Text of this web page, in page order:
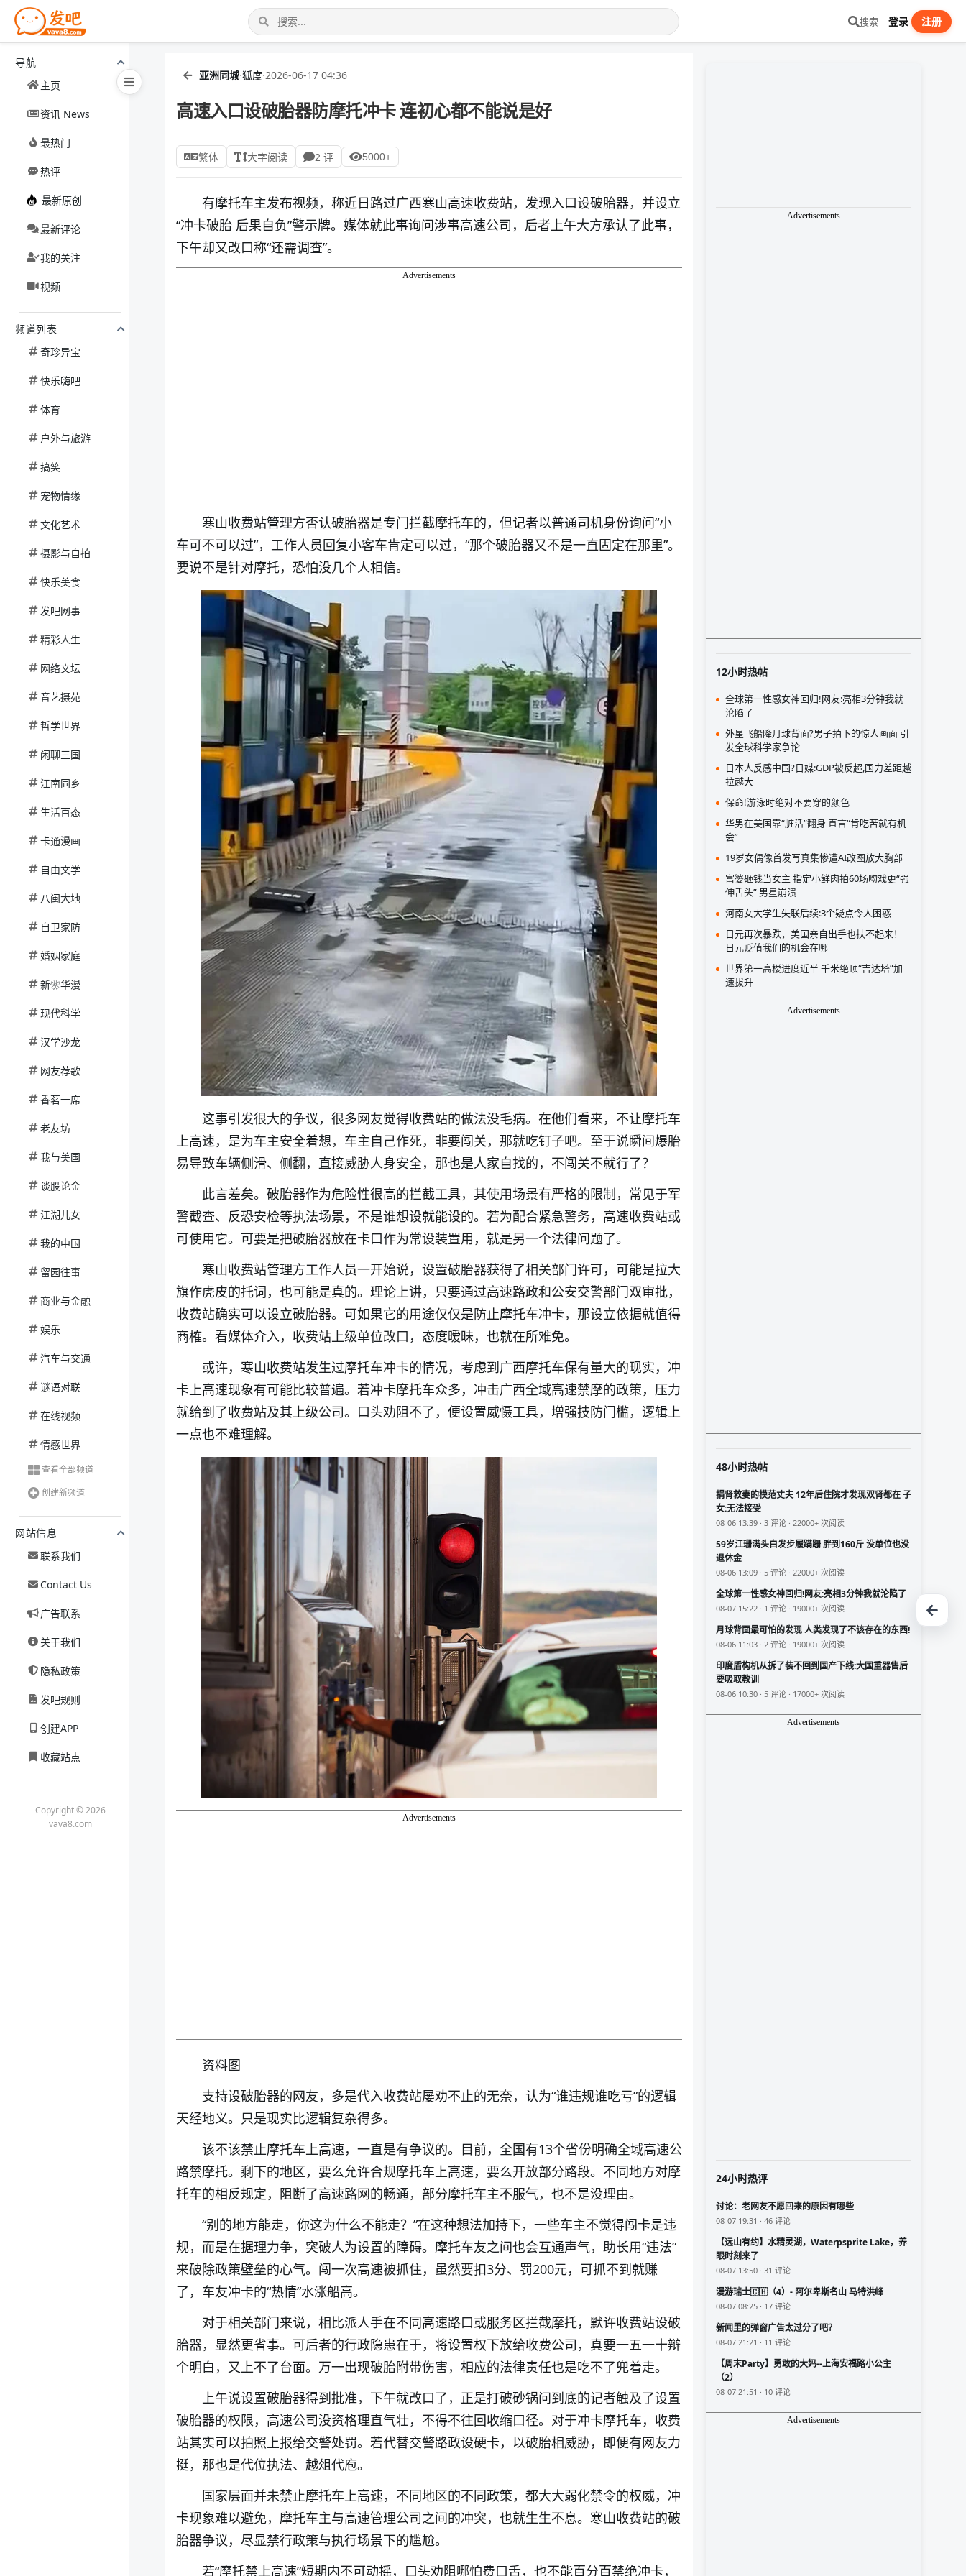
搜索 登录 注册
导航
主页
资讯 News
最热门
热评
最新原创
最新评论
我的关注
视频
频道列表
奇珍异宝
快乐嗨吧
体育
户外与旅游
搞笑
宠物情缘
文化艺术
摄影与自拍
快乐美食
发吧网事
精彩人生
网络文坛
音艺摄苑
哲学世界
闲聊三国
江南同乡
生活百态
卡通漫画
自由文学
八闽大地
自卫家防
婚姻家庭
新❀华漫
现代科学
汉学沙龙
网友荐歌
香茗一席
老友坊
我与美国
谈股论金
江湖儿女
我的中国
留园往事
商业与金融
娱乐
汽车与交通
谜语对联
在线视频
情感世界
查看全部频道
创建新频道
网站信息
联系我们
Contact Us
广告联系
关于我们
隐私政策
发吧规则
创建APP
收藏站点
Copyright © 2026
vava8.com
亚洲同城·狐度·2026-06-17 04:36
高速入口设破胎器防摩托冲卡 连初心都不能说是好
繁体 大字阅读 2 评 5000+
有摩托车主发布视频，称近日路过广西寒山高速收费站，发现入口设破胎器，并设立
“冲卡破胎 后果自负”警示牌。媒体就此事询问涉事高速公司，后者上午大方承认了此事，
下午却又改口称“还需调查”。
Advertisements
寒山收费站管理方否认破胎器是专门拦截摩托车的，但记者以普通司机身份询问“小
车可不可以过”，工作人员回复小客车肯定可以过，“那个破胎器又不是一直固定在那里”。
要说不是针对摩托，恐怕没几个人相信。
这事引发很大的争议，很多网友觉得收费站的做法没毛病。在他们看来，不让摩托车
上高速，是为车主安全着想，车主自己作死，非要闯关，那就吃钉子吧。至于说瞬间爆胎
易导致车辆侧滑、侧翻，直接威胁人身安全，那也是人家自找的，不闯关不就行了？
此言差矣。破胎器作为危险性很高的拦截工具，其使用场景有严格的限制，常见于军
警截查、反恐安检等执法场景，不是谁想设就能设的。若为配合紧急警务，高速收费站或
可使用它。可要是把破胎器放在卡口作为常设装置用，就是另一个法律问题了。
寒山收费站管理方工作人员一开始说，设置破胎器获得了相关部门许可，可能是拉大
旗作虎皮的托词，也可能是真的。理论上讲，只要通过高速路政和公安交警部门双审批，
收费站确实可以设立破胎器。可如果它的用途仅仅是防止摩托车冲卡，那设立依据就值得
商榷。看媒体介入，收费站上级单位改口，态度暧昧，也就在所难免。
或许，寒山收费站发生过摩托车冲卡的情况，考虑到广西摩托车保有量大的现实，冲
卡上高速现象有可能比较普遍。若冲卡摩托车众多，冲击广西全域高速禁摩的政策，压力
就给到了收费站及其上级公司。口头劝阻不了，便设置威慑工具，增强技防门槛，逻辑上
一点也不难理解。
Advertisements
资料图
支持设破胎器的网友，多是代入收费站屡劝不止的无奈，认为“谁违规谁吃亏”的逻辑
天经地义。只是现实比逻辑复杂得多。
该不该禁止摩托车上高速，一直是有争议的。目前，全国有13个省份明确全域高速公
路禁摩托。剩下的地区，要么允许合规摩托车上高速，要么开放部分路段。不同地方对摩
托车的相反规定，阻断了高速路网的畅通，部分摩托车主不服气，也不是没理由。
“别的地方能走，你这为什么不能走？”在这种想法加持下，一些车主不觉得闯卡是违
规，而是在据理力争，突破人为设置的障碍。摩托车友之间也会互通声气，助长用“违法”
来破除政策壁垒的心气。闯一次高速被抓住，虽然要扣3分、罚200元，可抓不到就赚
了，车友冲卡的“热情”水涨船高。
对于相关部门来说，相比派人手在不同高速路口或服务区拦截摩托，默许收费站设破
胎器，显然更省事。可后者的行政隐患在于，将设置权下放给收费公司，真要一五一十辩
个明白，又上不了台面。万一出现破胎附带伤害，相应的法律责任也是吃不了兜着走。
上午说设置破胎器得到批准，下午就改口了，正是打破砂锅问到底的记者触及了设置
破胎器的权限，高速公司没资格理直气壮，不得不往回收缩口径。对于冲卡摩托车，收费
站其实可以拍照上报给交警处罚。若代替交警路政设硬卡，以破胎相威胁，即便有网友力
挺，那也是代位执法、越俎代庖。
国家层面并未禁止摩托车上高速，不同地区的不同政策，都大大弱化禁令的权威，冲
卡现象难以避免，摩托车主与高速管理公司之间的冲突，也就生生不息。寒山收费站的破
胎器争议，尽显禁行政策与执行场景下的尴尬。
若“摩托禁上高速”短期内不可动摇，口头劝阻哪怕费口舌，也不能百分百禁绝冲卡，
Advertisements
12小时热帖
全球第一性感女神回归!网友:亮相3分钟我就
沦陷了
外星飞船降月球背面?男子拍下的惊人画面 引
发全球科学家争论
日本人反感中国?日媒:GDP被反超,国力差距越
拉越大
保命!游泳时绝对不要穿的颜色
华男在美国靠“脏活”翻身 直言“肯吃苦就有机
会”
19岁女偶像首发写真集惨遭AI改图放大胸部
富婆砸钱当女主 指定小鲜肉拍60场吻戏更“强
伸舌头” 男星崩溃
河南女大学生失联后续:3个疑点令人困惑
日元再次暴跌，美国亲自出手也扶不起来！
日元贬值我们的机会在哪
世界第一高楼进度近半 千米绝顶“吉达塔”加
速拔升
Advertisements
48小时热帖
捐肾救妻的模范丈夫 12年后住院才发现双肾都在 子
女:无法接受
08-06 13:39 · 3 评论 · 22000+ 次阅读
59岁江珊满头白发步履蹒跚 胖到160斤 没单位也没
退休金
08-06 13:09 · 5 评论 · 22000+ 次阅读
全球第一性感女神回归!网友:亮相3分钟我就沦陷了
08-07 15:22 · 1 评论 · 19000+ 次阅读
月球背面最可怕的发现 人类发现了不该存在的东西!
08-06 11:03 · 2 评论 · 19000+ 次阅读
印度盾构机从拆了装不回到国产下线:大国重器售后
要吸取教训
08-06 10:30 · 5 评论 · 17000+ 次阅读
Advertisements
24小时热评
讨论：老网友不愿回来的原因有哪些
08-07 19:31 · 46 评论
【远山有约】水精灵湖，Waterpsprite Lake，养
眼时刻来了
08-07 13:50 · 31 评论
漫游瑞士🇨🇭（4）- 阿尔卑斯名山 马特洪峰
08-07 08:25 · 17 评论
新闻里的弹窗广告太过分了吧？
08-07 21:21 · 11 评论
【周末Party】勇敢的大妈--上海安福路小公主
（2）
08-07 21:51 · 10 评论
Advertisements